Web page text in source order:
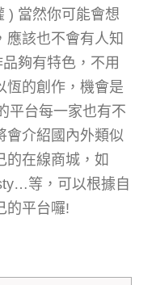
) 當然你可能會想
應該也不會有人知
夠有特色，不用
恆的創作，機會是
平台每一家也有不
會介紹國內外類似
的在線商城，如
等，可以根據自
的平台囉!